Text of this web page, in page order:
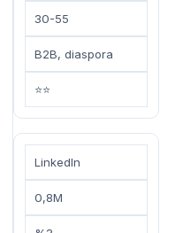
30-55
B2B, diaspora
⭐⭐
LinkedIn
0,8M